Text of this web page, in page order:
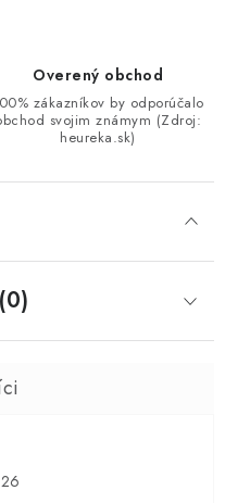
Overený obchod
zákazníkov by odporúčalo
svojim známym (Zdroj:
heureka.sk)